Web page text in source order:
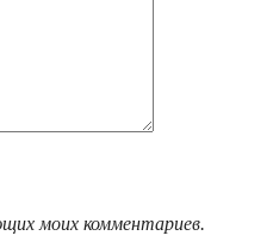
моих комментариев.